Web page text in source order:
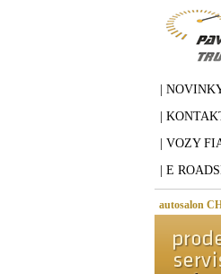
|
|
| VOZY
| E
autosalon